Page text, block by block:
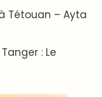
Tétouan – Ayta
: Le